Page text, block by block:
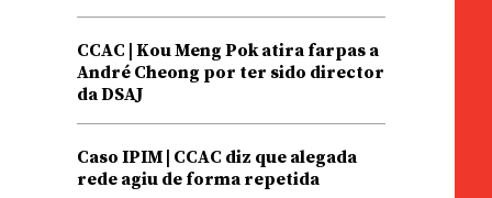
CCAC | Kou Meng Pok atira farpas a
André Cheong por ter sido director
da DSAJ
Caso IPIM | CCAC diz que alegada
rede agiu de forma repetida